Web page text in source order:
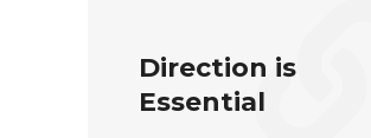
Direction is
Essential